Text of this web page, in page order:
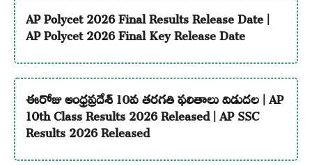
AP Polycet 2026 Final Results Release Date |
AP Polycet 2026 Final Key Release Date
ఈరోజు ఆంధ్రప్రదేశ్ 10వ తరగతి ఫలితాలు విడుదల | AP
10th Class Results 2026 Released | AP SSC
Results 2026 Released